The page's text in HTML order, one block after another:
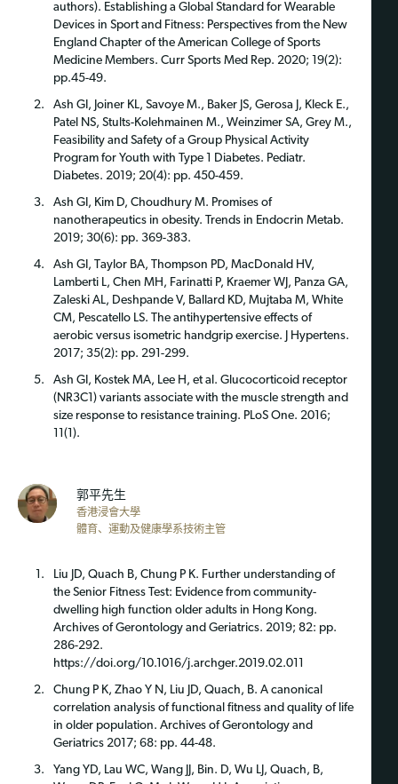
authors). Establishing a Global Standard for Wearable
Devices in Sport and Fitness: Perspectives from the New
England Chapter of the American College of Sports
Medicine Members. Curr Sports Med Rep. 2020; 19(2):
pp.45-49.
Ash GI, Joiner KL, Savoye M., Baker JS, Gerosa J, Kleck E.,
Patel NS, Stults-Kolehmainen M., Weinzimer SA, Grey M.,
Feasibility and Safety of a Group Physical Activity
Program for Youth with Type 1 Diabetes. Pediatr.
Diabetes. 2019; 20(4): pp. 450-459.
Ash GI, Kim D, Choudhury M. Promises of
nanotherapeutics in obesity. Trends in Endocrin Metab.
2019; 30(6): pp. 369-383.
Ash GI, Taylor BA, Thompson PD, MacDonald HV,
Lamberti L, Chen MH, Farinatti P, Kraemer WJ, Panza GA,
Zaleski AL, Deshpande V, Ballard KD, Mujtaba M, White
CM, Pescatello LS. The antihypertensive effects of
aerobic versus isometric handgrip exercise. J Hypertens.
2017; 35(2): pp. 291-299.
Ash GI, Kostek MA, Lee H, et al. Glucocorticoid receptor
(NR3C1) variants associate with the muscle strength and
size response to resistance training. PLoS One. 2016;
11(1).
郭平先生
香港浸會大學
體育、運動及健康學系技術主管
Liu JD, Quach B, Chung P K. Further understanding of
the Senior Fitness Test: Evidence from community-
dwelling high function older adults in Hong Kong.
Archives of Gerontology and Geriatrics. 2019; 82: pp.
286-292.
https://doi.org/10.1016/j.archger.2019.02.011
Chung P K, Zhao Y N, Liu JD, Quach, B. A canonical
correlation analysis of functional fitness and quality of life
in older population. Archives of Gerontology and
Geriatrics 2017; 68: pp. 44-48.
Yang YD, Lau WC, Wang JJ, Bin. D, Wu LJ, Quach, B,